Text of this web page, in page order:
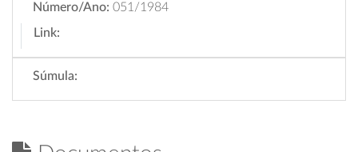
Número/Ano: 051/1984
Link:
Súmula: